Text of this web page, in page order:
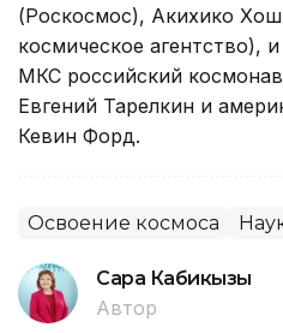
(Роскосмос), Акихико
космическое агентство),
МКС российский
Евгений Тарелкин и
Кевин Форд.
Освоение космоса
Сара Кабикызы
Автор